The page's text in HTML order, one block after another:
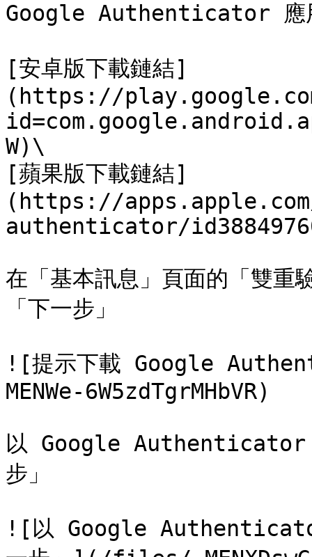
Google Authenticator 應
[安卓版下載鏈結]
(https://
W)\
[蘋果版下載鏈結]
(https://
authenticator/
在「基本訊息」頁面的「雙重
「下一步」
![提示下載 Google
MENWe-6W5zdTgrMHbVR)
以 Google Authenticator
步」
![以 Google Authenticator